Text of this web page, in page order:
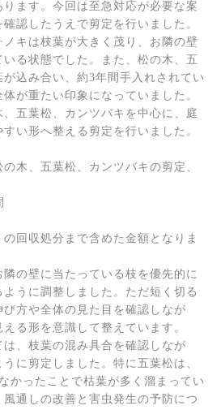
ます。今回は至急対応が必要な案
認したうえで剪定を行いました。
キは枝葉が大きく茂り、お隣の壁
る状態でした。また、松の木、五
込み合い、約3年間手入れされてい
が重たい印象になっていました。
五葉松、カンツバキを中心に、庭
い形へ整える剪定を行いました。
木、五葉松、カンツバキの剪定、
回収処分まで含めた金額となりま
の壁に当たっている枝を優先的に
うに調整しました。ただ短く切る
方や全体の見た目を確認しなが
る形を意識して整えています。
、枝葉の混み具合を確認しなが
に剪定しました。特に五葉松は、
かったことで枯葉が多く溜まってい
通しの改善と害虫発生の予防につ